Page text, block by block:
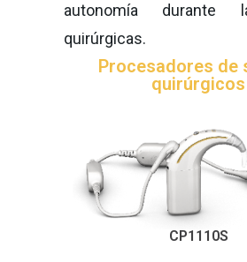
autonomía durante
quirúrgicas.
Procesadores de
quirúrgicos
CP1110S